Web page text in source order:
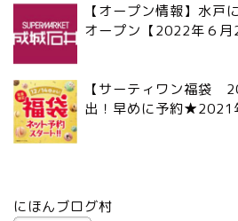
【オープン情報】水戸
オープン【2022年６月
【サーティワン福袋
出！早めに予約★2021
にほんブログ村